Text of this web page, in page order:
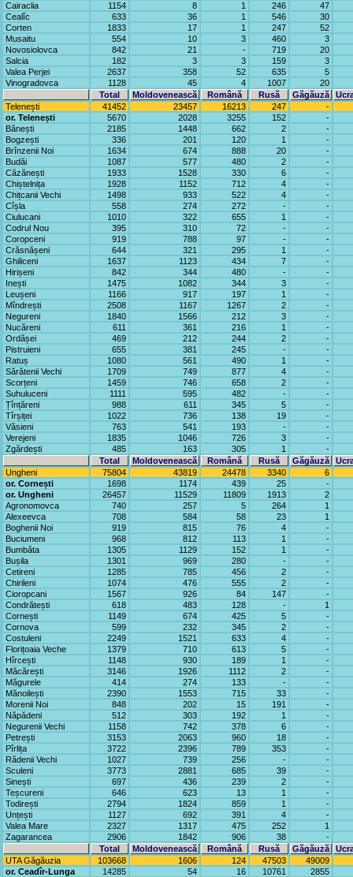
Cairaclia
1154 8 1 246
47
Cealîc
633 36 1 546
30
Corten
1833 17 1 247
52
Musaitu
554 10 3 460
3
Novosiolovca
842 21 - 719
20
Salcia
182 3 3 159
3
Valea Perjei
2637 358 52 635
5
Vinogradovca
1128 45 4 1007
20
Total
Moldovenească Română Rusă Găgăuză
Telenești
41452 23457 16213 247
-
or. Telenești
5670 2028 3255 152
-
Bănești
2185 1448 662 2
-
Bogzești
336 201 120 1
-
Brînzenii Noi
1634 674 888 20
-
Budăi
1087 577 480 2
-
Căzănești
1933 1528 330 6
-
Chiștelnița
1928 1152 712 4
-
Chițcanii Vechi
1498 933 522 4
-
Cîșla
558 274 272 -
-
Ciulucani
1010 322 655 1
-
Codrul Nou
395 310 72 -
-
Coropceni
919 788 97 -
-
Crăsnășeni
644 321 295 1
-
Ghiliceni
1637 1123 434 7
-
Hirișeni
842 344 480 -
-
Inești
1475 1082 344 3
-
Leușeni
1166 917 197 1
-
Mîndrești
2508 1167 1267 2
-
Negureni
1840 1566 212 3
-
Nucăreni
611 361 216 1
-
Ordășei
469 212 244 2
-
Pistruieni
655 381 245 -
-
Ratuș
1080 561 490 1
-
Sărătenii Vechi
1709 749 877 4
-
Scorțeni
1459 746 658 2
-
Suhuluceni
1111 595 482 -
-
Țînțăreni
988 611 345 5
-
Tîrșiței
1022 736 138 19
-
Văsieni
763 541 193 -
-
Verejeni
1835 1046 726 3
-
Zgărdești
485 163 305 1
-
Total
Moldovenească Română Rusă Găgăuză
Ungheni
75804 43819 24478 3340
6
or. Cornești
1698 1174 439 25
-
or. Ungheni
26457 11529 11809 1913
2
Agronomovca
740 257 5 264
1
Alexeevca
708 584 58 23
1
Boghenii Noi
919 815 76 4
-
Buciumeni
968 812 113 1
-
Bumbăta
1305 1129 152 1
-
Bușila
1301 969 280 -
-
Cetireni
1285 785 456 2
-
Chirileni
1074 476 555 2
-
Cioropcani
1567 926 84 147
-
Condrătești
618 483 128 -
1
Cornești
1149 674 425 5
-
Cornova
599 232 345 2
-
Costuleni
2249 1521 633 4
-
Florițoaia Veche
1379 710 613 5
-
Hîrcești
1148 930 189 1
-
Măcărești
3146 1926 1112 2
-
Măgurele
414 274 133 -
-
Mănoilești
2390 1553 715 33
-
Morenii Noi
848 202 15 191
-
Năpădeni
512 303 192 1
-
Negurenii Vechi
1158 742 378 6
-
Petrești
3153 2063 960 18
-
Pîrlița
3722 2396 789 353
-
Rădenii Vechi
1027 739 256 -
-
Sculeni
3773 2881 685 39
-
Sinești
697 436 239 2
-
Teșcureni
646 623 13 1
-
Todirești
2794 1824 859 1
-
Unțești
1127 692 391 4
-
Valea Mare
2327 1317 475 252
1
Zagarancea
2906 1842 906 38
-
Total
Moldovenească Română Rusă Găgăuză
UTA Găgăuzia
103668 1606 124 47503
49009
or. Ceadîr-Lunga
14285 54 16 10761
2855